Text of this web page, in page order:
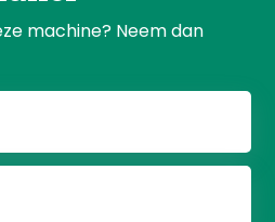
machine? Neem dan